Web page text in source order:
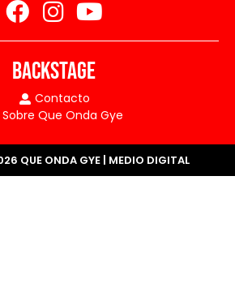
BACKSTAGE
Contacto
Sobre Que Onda Gye
QUE ONDA GYE | MEDIO DIGITAL